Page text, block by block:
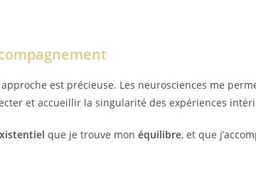
est précieuse. Les neurosciences me
et accueillir la singularité des expériences
que je trouve mon équilibre, et que